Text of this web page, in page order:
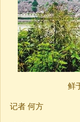
鲜
记者 何方